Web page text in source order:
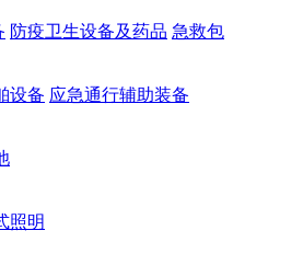
防疫卫生设备及药品 急救包
设备 应急通行辅助装备
照明